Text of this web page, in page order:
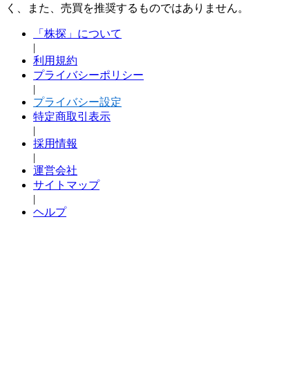
く、また、売買を推奨するものではありません。
「株探」について
|
利用規約
プライバシーポリシー
|
プライバシー設定
特定商取引表示
|
採用情報
|
運営会社
サイトマップ
|
ヘルプ